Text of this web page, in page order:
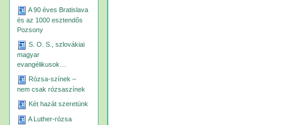
A 90 éves Bratislava
és az 1000 esztendős
Pozsony
S. O. S., szlovákiai
magyar
evangélikusok…
Rózsa-színek –
nem csak rózsaszínek
Két hazát szeretünk
A Luther-rózsa